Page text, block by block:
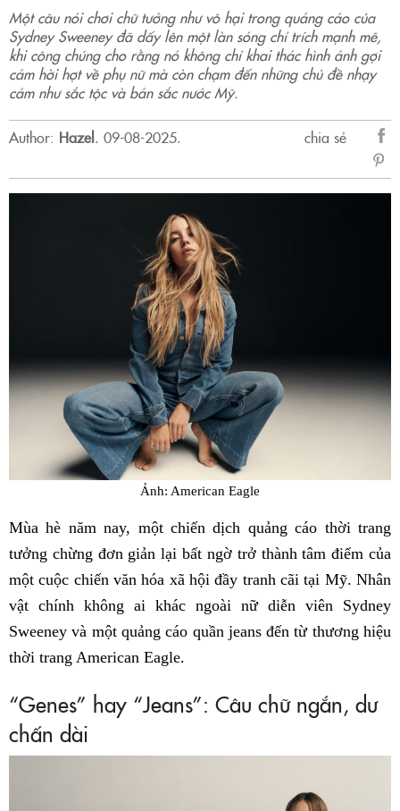
Một câu nói chơi chữ tưởng như vô hại trong quảng cáo của
Sydney Sweeney đã dấy lên một làn sóng chỉ trích mạnh mẽ,
khi công chúng cho rằng nó không chỉ khai thác hình ảnh gợi
cảm hời hợt về phụ nữ mà còn chạm đến những chủ đề nhạy
cảm như sắc tộc và bản sắc nước Mỹ.
Author: Hazel. 09-08-2025.
chia sẻ
sẻ
Ảnh: American Eagle
Mùa hè năm nay, một chiến dịch quảng cáo thời trang
tưởng chừng đơn giản lại bất ngờ trở thành tâm điểm của
một cuộc chiến văn hóa xã hội đầy tranh cãi tại Mỹ. Nhân
vật chính không ai khác ngoài nữ diễn viên Sydney
Sweeney và một quảng cáo quần jeans đến từ thương hiệu
thời trang American Eagle.
“Genes” hay “Jeans”: Câu chữ ngắn, dư
chấn dài